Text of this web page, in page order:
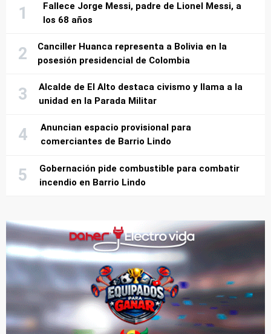
Fallece Jorge Messi, padre de Lionel Messi, a
los 68 años
Canciller Huanca representa a Bolivia en la
posesión presidencial de Colombia
Alcalde de El Alto destaca civismo y llama a la
unidad en la Parada Militar
Anuncian espacio provisional para
comerciantes de Barrio Lindo
Gobernación pide combustible para combatir
incendio en Barrio Lindo